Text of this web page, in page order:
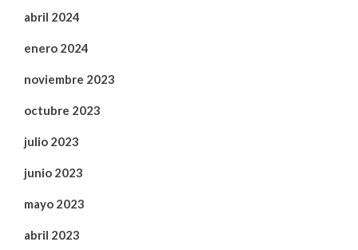
abril 2024
enero 2024
noviembre 2023
octubre 2023
julio 2023
junio 2023
mayo 2023
abril 2023